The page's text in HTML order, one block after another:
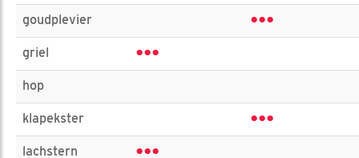
goudplevier •••
griel •••
hop
klapekster •••
lachstern •••